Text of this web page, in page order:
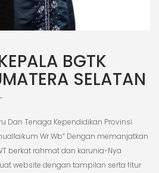
BGTK
SELATAN
Dan Tenaga Kependidikan Provinsi
Wr Wb” Dengan memanjatkan
berkat rahmat dan karunia-Nya
website dengan tampilan serta fitur